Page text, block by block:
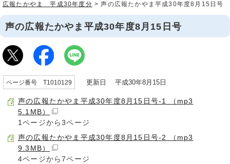
広報たかやま 平成30年度分 > 声の広報たかやま平成30年度8月15日号
声の広報たかやま平成30年度8月15日号
ページ番号 T1010129 更新日 平成30年8月15日
声の広報たかやま平成30年度8月15日号-1 （mp3
5.1MB）
1ページから3ページ
声の広報たかやま平成30年度8月15日号-2 （mp3
9.3MB）
4ページから7ページ